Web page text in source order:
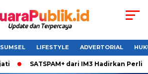
SUMSEL LIFESTYLE ADVERTORIAL
SATSPAM+ dari IM3 Hadirkan